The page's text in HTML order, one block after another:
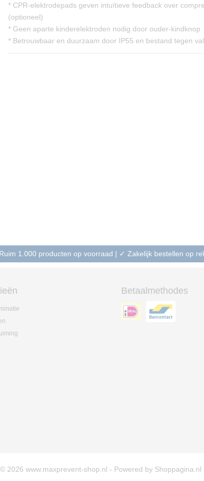
* CPR-elektrodepads geven intuïtieve feedback over
(optioneel)
* Geen aparte kinderelektroden nodig door ouder-kindknop
* Betrouwbaar en duurzaam door IP55 en bestand tegen
1.000 producten op voorraad | ✓ Zakelijk bestellen op
Betaalmethodes
© 2026 www.maxprevent-shop.nl - Powered by Shoppagina.nl